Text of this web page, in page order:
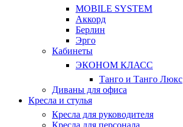
MOBILE SYSTEM
Аккорд
Берлин
Эрго
Кабинеты
ЭКОНОМ КЛАСС
Танго и Танго Люкс
Диваны для офиса
Кресла и стулья
Кресла для руководителя
Кресла для персонала